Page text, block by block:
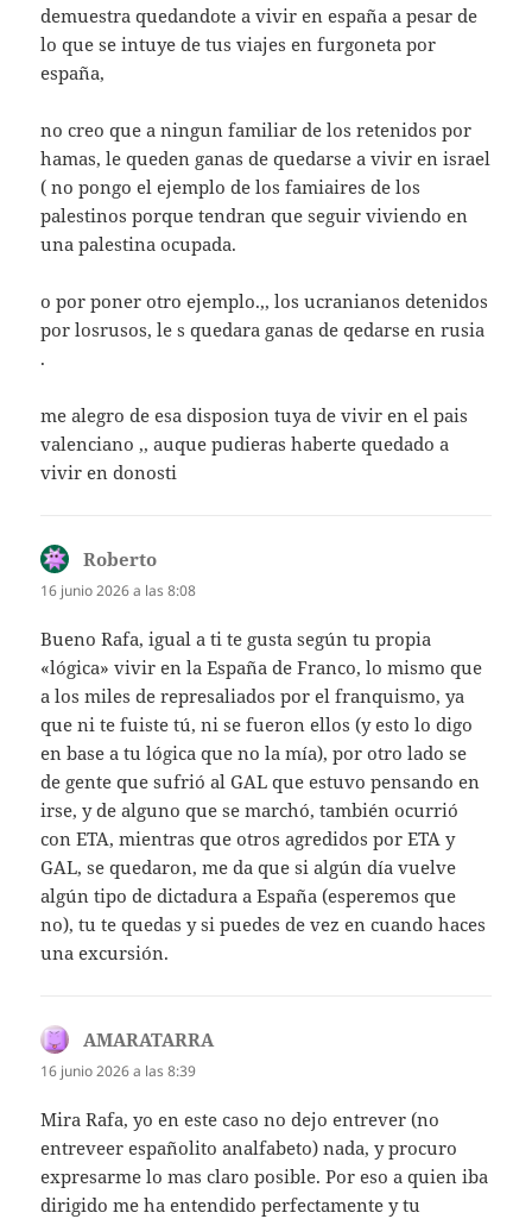
demuestra quedandote a vivir en españa a pesar de
lo que se intuye de tus viajes en furgoneta por
españa,
no creo que a ningun familiar de los retenidos por
hamas, le queden ganas de quedarse a vivir en israel
( no pongo el ejemplo de los famiaires de los
palestinos porque tendran que seguir viviendo en
una palestina ocupada.
o por poner otro ejemplo.,, los ucranianos detenidos
por losrusos, le s quedara ganas de qedarse en rusia
.
me alegro de esa disposion tuya de vivir en el pais
valenciano ,, auque pudieras haberte quedado a
vivir en donosti
Roberto
16 junio 2026 a las 8:08
Bueno Rafa, igual a ti te gusta según tu propia
«lógica» vivir en la España de Franco, lo mismo que
a los miles de represaliados por el franquismo, ya
que ni te fuiste tú, ni se fueron ellos (y esto lo digo
en base a tu lógica que no la mía), por otro lado se
de gente que sufrió al GAL que estuvo pensando en
irse, y de alguno que se marchó, también ocurrió
con ETA, mientras que otros agredidos por ETA y
GAL, se quedaron, me da que si algún día vuelve
algún tipo de dictadura a España (esperemos que
no), tu te quedas y si puedes de vez en cuando haces
una excursión.
AMARATARRAdice:
16 junio 2026 a las 8:39
Mira Rafa, yo en este caso no dejo entrever (no
entreveer españolito analfabeto) nada, y procuro
expresarme lo mas claro posible. Por eso a quien iba
dirigido me ha entendido perfectamente y tu